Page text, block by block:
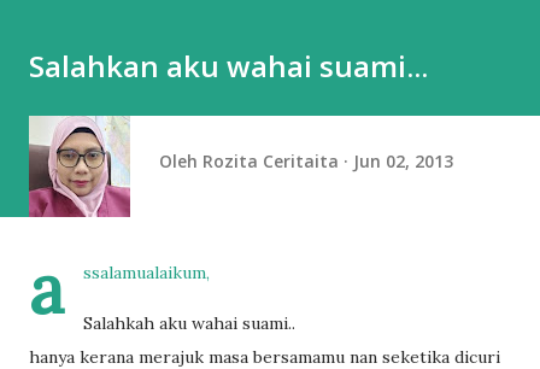
Salahkan aku wahai suami...
Oleh Rozita Ceritaita Jun 02, 2013
a ssalamualaikum,
Salahkah aku wahai suami..
hanya kerana merajuk masa bersamamu nan seketika dicuri